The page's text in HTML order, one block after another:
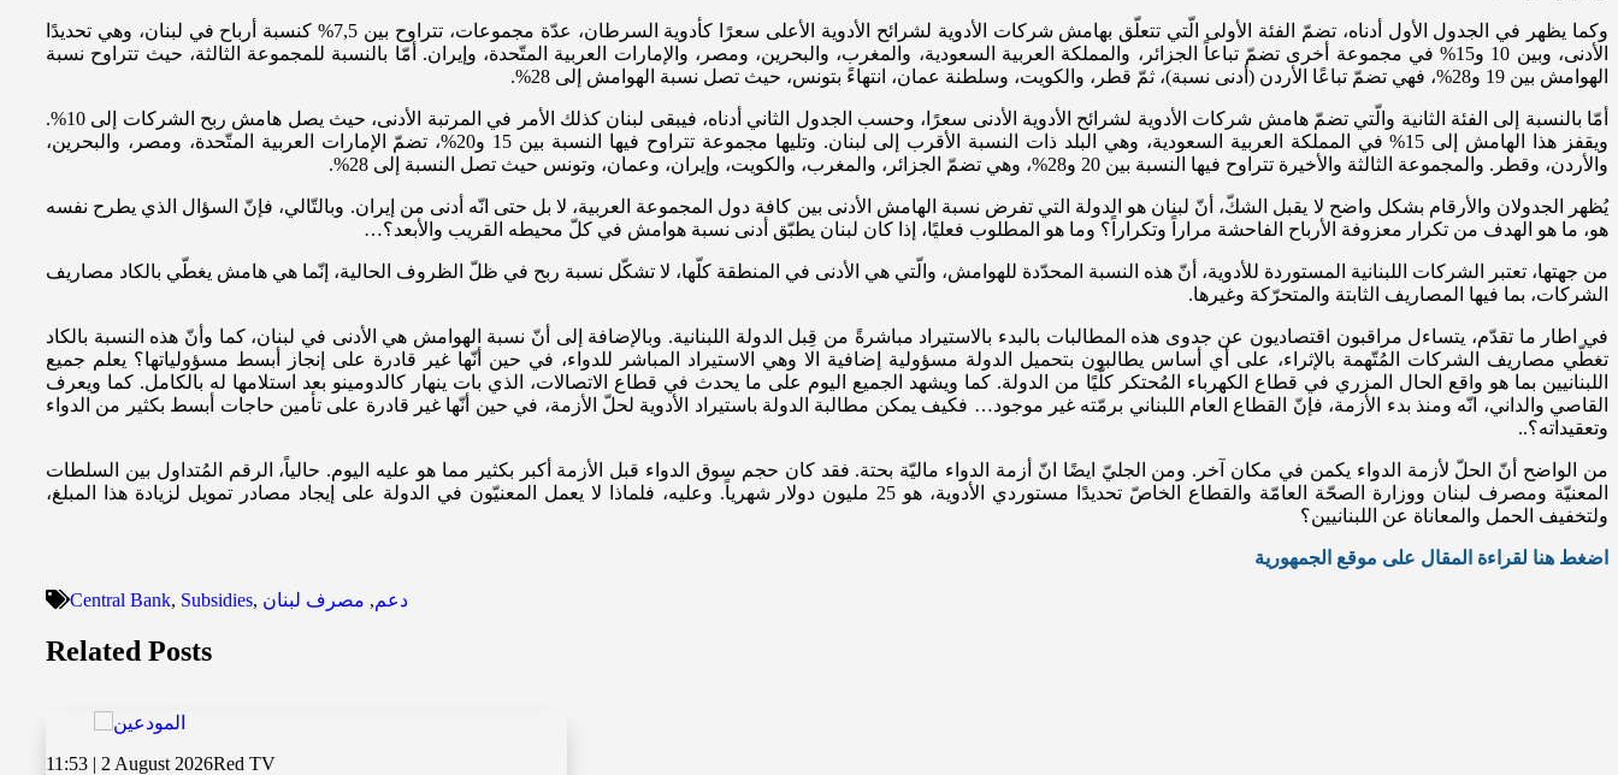
وكما يظهر في الجدول الأول أدناه، تضمّ الفئة الأولى الّتي تتعلّق بهامش شركات الأدوية لشرائح الأدوية الأعلى سعرًا كأدوية السرطان، عدّة مجموعات، تتراوح بين 7,5% كنسبة أرباح في لبنان، وهي تحديدًا
الأدنى، وبين 10 و15% في مجموعة أخرى تضمّ تباعاً الجزائر، والمملكة العربية السعودية، والمغرب، والبحرين، ومصر، والإمارات العربية المتّحدة، وإيران. أمّا بالنسبة للمجموعة الثالثة، حيث تتراوح نسبة
الهوامش بين 19 و28%، فهي تضمّ تباعًا الأردن (أدنى نسبة)، ثمّ قطر، والكويت، وسلطنة عمان، انتهاءً بتونس، حيث تصل نسبة الهوامش إلى 28%.
أمّا بالنسبة إلى الفئة الثانية والّتي تضمّ هامش شركات الأدوية لشرائح الأدوية الأدنى سعرًا، وحسب الجدول الثاني أدناه، فيبقى لبنان كذلك الأمر في المرتبة الأدنى، حيث يصل هامش ربح الشركات إلى 10%.
ويقفز هذا الهامش إلى 15% في المملكة العربية السعودية، وهي البلد ذات النسبة الأقرب إلى لبنان. وتليها مجموعة تتراوح فيها النسبة بين 15 و20%، تضمّ الإمارات العربية المتّحدة، ومصر، والبحرين،
والأردن، وقطر. والمجموعة الثالثة والأخيرة تتراوح فيها النسبة بين 20 و28%، وهي تضمّ الجزائر، والمغرب، والكويت، وإيران، وعمان، وتونس حيث تصل النسبة إلى 28%.
يُظهر الجدولان والأرقام بشكل واضح لا يقبل الشكّ، أنّ لبنان هو الدولة التي تفرض نسبة الهامش الأدنى بين كافة دول المجموعة العربية، لا بل حتى انّه أدنى من إيران. وبالتّالي، فإنّ السؤال الذي يطرح نفسه
هو، ما هو الهدف من تكرار معزوفة الأرباح الفاحشة مراراً وتكراراً؟ وما هو المطلوب فعليًا، إذا كان لبنان يطبّق أدنى نسبة هوامش في كلّ محيطه القريب والأبعد؟…
من جهتها، تعتبر الشركات اللبنانية المستوردة للأدوية، أنّ هذه النسبة المحدّدة للهوامش، والّتي هي الأدنى في المنطقة كلّها، لا تشكّل نسبة ربح في ظلّ الظروف الحالية، إنّما هي هامش يغطّي بالكاد مصاريف
الشركات، بما فيها المصاريف الثابتة والمتحرّكة وغيرها.
في اطار ما تقدّم، يتساءل مراقبون اقتصاديون عن جدوى هذه المطالبات بالبدء بالاستيراد مباشرةً من قِبل الدولة اللبنانية. وبالإضافة إلى أنّ نسبة الهوامش هي الأدنى في لبنان، كما وأنّ هذه النسبة بالكاد
تغطّي مصاريف الشركات المُتّهمة بالإثراء، على أي أساس يطالبون بتحميل الدولة مسؤولية إضافية الا وهي الاستيراد المباشر للدواء، في حين أنّها غير قادرة على إنجاز أبسط مسؤولياتها؟ يعلم جميع
اللبنانيين بما هو واقع الحال المزري في قطاع الكهرباء المُحتكر كلّيًا من الدولة. كما ويشهد الجميع اليوم على ما يحدث في قطاع الاتصالات، الذي بات ينهار كالدومينو بعد استلامها له بالكامل. كما ويعرف
القاصي والداني، انّه ومنذ بدء الأزمة، فإنّ القطاع العام اللبناني برمّته غير موجود… فكيف يمكن مطالبة الدولة باستيراد الأدوية لحلّ الأزمة، في حين أنّها غير قادرة على تأمين حاجات أبسط بكثير من الدواء
وتعقيداته؟..
من الواضح أنّ الحلّ لأزمة الدواء يكمن في مكان آخر. ومن الجليّ ايضًا انّ أزمة الدواء ماليّة بحتة. فقد كان حجم سوق الدواء قبل الأزمة أكبر بكثير مما هو عليه اليوم. حالياً، الرقم المُتداول بين السلطات
المعنيّة ومصرف لبنان ووزارة الصحّة العامّة والقطاع الخاصّ تحديدًا مستوردي الأدوية، هو 25 مليون دولار شهرياً. وعليه، فلماذا لا يعمل المعنيّون في الدولة على إيجاد مصادر تمويل لزيادة هذا المبلغ،
ولتخفيف الحمل والمعاناة عن اللبنانيين؟
اضغط هنا لقراءة المقال على موقع الجمهورية
Central Bank, Subsidies, دعم, مصرف لبنان
Related Posts
11:53 | 2 August 2026Red TV